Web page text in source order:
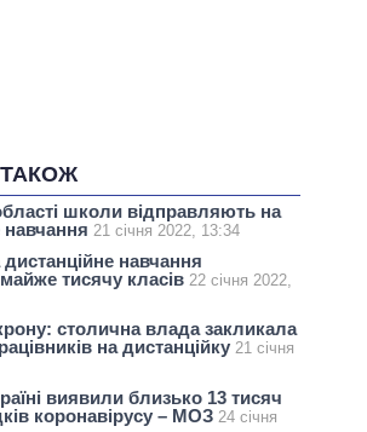
школи відправляють на
навчання 21 січня 2022, 13:34
дистанційне навчання
тисячу класів 22 січня 2022,
столична влада закликала
на дистанційку 21 січня
виявили близько 13 тисяч
коронавірусу – МОЗ 24 січня